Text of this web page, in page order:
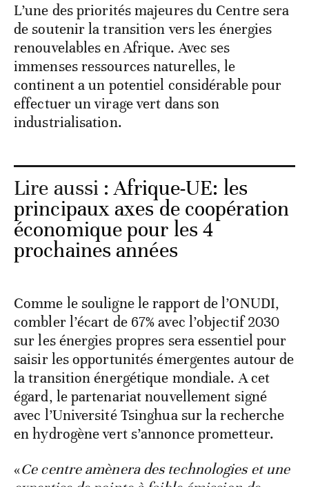
L’une des priorités majeures du Centre sera
de soutenir la transition vers les énergies
renouvelables en Afrique. Avec ses
immenses ressources naturelles, le
continent a un potentiel considérable pour
effectuer un virage vert dans son
industrialisation.
Lire aussi :Afrique-UE: les
principaux axes de coopération
économique pour les 4
prochaines années
Comme le souligne le rapport de l’ONUDI,
combler l’écart de 67% avec l’objectif 2030
sur les énergies propres sera essentiel pour
saisir les opportunités émergentes autour de
la transition énergétique mondiale. A cet
égard, le partenariat nouvellement signé
avec l’Université Tsinghua sur la recherche
en hydrogène vert s’annonce prometteur.
«Ce centre amènera des technologies et une